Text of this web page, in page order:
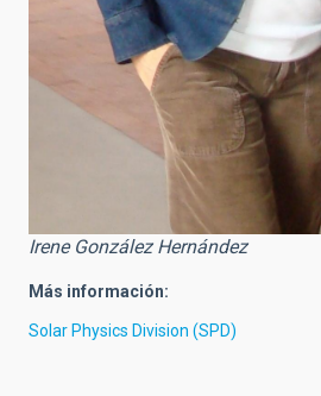
Irene González Hernández
Más información:
Solar Physics Division (SPD)